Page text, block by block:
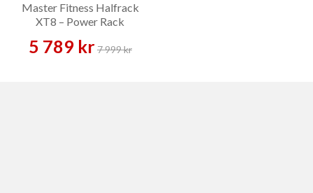
Master Fitness Halfrack
XT8 – Power Rack
5 789 kr7 999 kr